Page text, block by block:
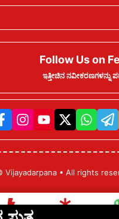
Follow Us on
ಇತ್ತೀಚಿನ
Vijayadarpana • All rights